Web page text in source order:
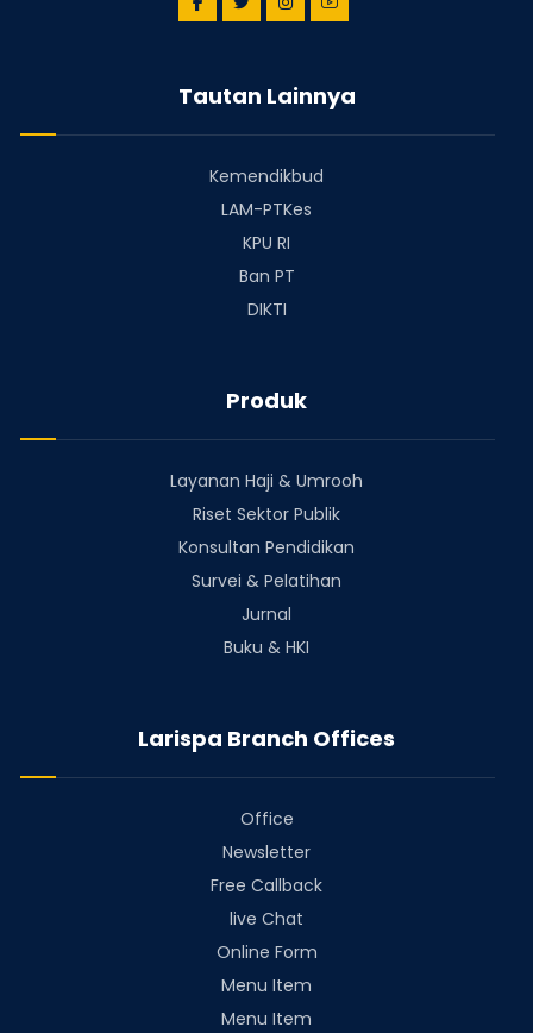
Tautan Lainnya
Kemendikbud
LAM-PTKes
KPU RI
Ban PT
DIKTI
Produk
Layanan Haji & Umrooh
Riset Sektor Publik
Konsultan Pendidikan
Survei & Pelatihan
Jurnal
Buku & HKI
Larispa Branch Offices
Office
Newsletter
Free Callback
live Chat
Online Form
Menu Item
Menu Item